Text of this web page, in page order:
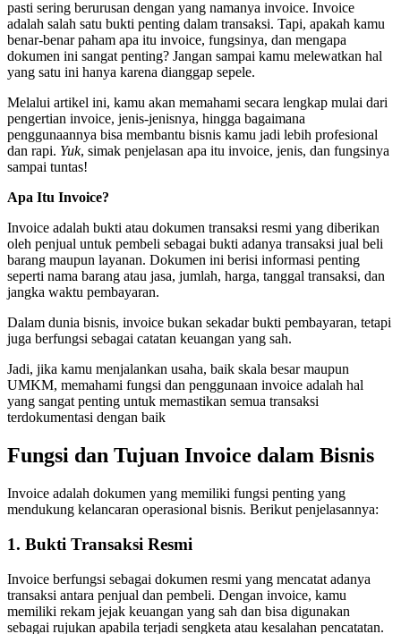
pasti sering berurusan dengan yang namanya invoice. Invoice
adalah salah satu bukti penting dalam transaksi. Tapi, apakah kamu
benar-benar paham apa itu invoice, fungsinya, dan mengapa
dokumen ini sangat penting? Jangan sampai kamu melewatkan hal
yang satu ini hanya karena dianggap sepele.
Melalui artikel ini, kamu akan memahami secara lengkap mulai dari
pengertian invoice, jenis-jenisnya, hingga bagaimana
penggunaannya bisa membantu bisnis kamu jadi lebih profesional
dan rapi. Yuk, simak penjelasan apa itu invoice, jenis, dan fungsinya
sampai tuntas!
Apa Itu Invoice?
Invoice adalah bukti atau dokumen transaksi resmi yang diberikan
oleh penjual untuk pembeli sebagai bukti adanya transaksi jual beli
barang maupun layanan. Dokumen ini berisi informasi penting
seperti nama barang atau jasa, jumlah, harga, tanggal transaksi, dan
jangka waktu pembayaran.
Dalam dunia bisnis, invoice bukan sekadar bukti pembayaran, tetapi
juga berfungsi sebagai catatan keuangan yang sah.
Jadi, jika kamu menjalankan usaha, baik skala besar maupun
UMKM, memahami fungsi dan penggunaan invoice adalah hal
yang sangat penting untuk memastikan semua transaksi
terdokumentasi dengan baik
Fungsi dan Tujuan Invoice dalam Bisnis
Invoice adalah dokumen yang memiliki fungsi penting yang
mendukung kelancaran operasional bisnis. Berikut penjelasannya:
1. Bukti Transaksi Resmi
Invoice berfungsi sebagai dokumen resmi yang mencatat adanya
transaksi antara penjual dan pembeli. Dengan invoice, kamu
memiliki rekam jejak keuangan yang sah dan bisa digunakan
sebagai rujukan apabila terjadi sengketa atau kesalahan pencatatan.